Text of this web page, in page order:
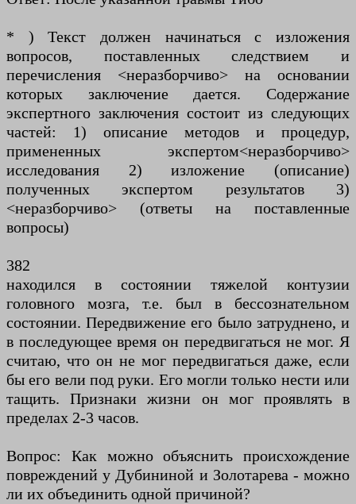
* ) Текст должен начинаться с изложения
вопросов, поставленных следствием и
перечисления <неразборчиво> на основании
которых заключение дается. Содержание
экспертного заключения состоит из следующих
частей: 1) описание методов и процедур,
примененных экспертом<неразборчиво>
исследования 2) изложение (описание)
полученных экспертом результатов 3)
<неразборчиво> (ответы на поставленные
вопросы)
382
находился в состоянии тяжелой контузии
головного мозга, т.е. был в бессознательном
состоянии. Передвижение его было затруднено, и
в последующее время он передвигаться не мог. Я
считаю, что он не мог передвигаться даже, если
бы его вели под руки. Его могли только нести или
тащить. Признаки жизни он мог проявлять в
пределах 2-3 часов.
Вопрос: Как можно объяснить происхождение
повреждений у Дубининой и Золотарева - можно
ли их объединить одной причиной?